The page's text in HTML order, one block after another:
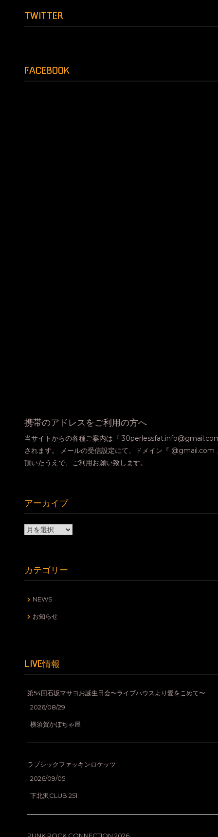
ー
ン
TWITTER
FACEBOOK
携帯のアドレスをご利用の方へ
当サイトからの各種ご案内は『
されます。 メールの受信設定にて、ドメイン『 @gmail.com
頂いたうえで、ご利用お願い致します。
アーカイブ
ア
イ
ブ
カテゴリー
NEWS
お知らせ
LIVE情報
第54回石坂マサヨお誕生日会〜ライブハウスより愛をこめて〜
2026/08/29
横須賀かぼちゃ屋
ラブシックファッキンロケッツ
2026/09/05
下北沢CLUB 251